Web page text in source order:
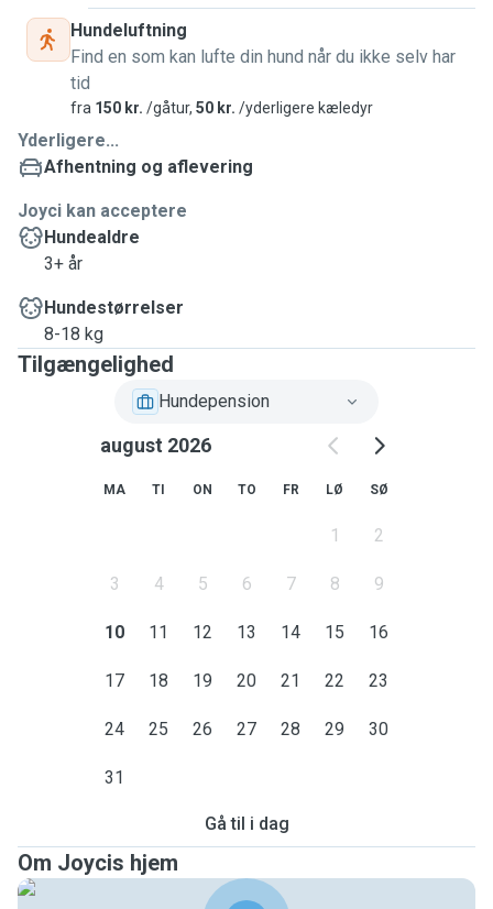
Hundeluftning
Find en som kan lufte din hund når du ikke selv har
tid
fra 150 kr. /gåtur, 50 kr. /yderligere kæledyr
Yderligere...
Afhentning og aflevering
Joyci kan acceptere
Hundealdre
3+ år
Hundestørrelser
8-18 kg
Tilgængelighed
Hundepension
august 2026
MA TI ON TO FR LØ SØ
1 2
3 4 5 6 7 8 9
10 11 12 13 14 15 16
17 18 19 20 21 22 23
24 25 26 27 28 29 30
31
Gå til i dag
Om Joycis hjem